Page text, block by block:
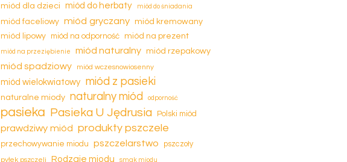
miód dla dzieci miód do herbaty miód do śniadania
miód faceliowy miód gryczany miód kremowany
miód lipowy miód na odporność miód na prezent
miód na przeziębienie miód naturalny miód rzepakowy
miód spadziowy miód wczesnowiosenny
miód wielokwiatowy miód z pasieki
naturalne miody naturalny miód odporność
pasieka Pasieka U Jędrusia Polski miód
prawdziwy miód produkty pszczele
przechowywanie miodu pszczelarstwo
pszczoły
pyłek pszczeli
Rodzaje miodu smak miodu